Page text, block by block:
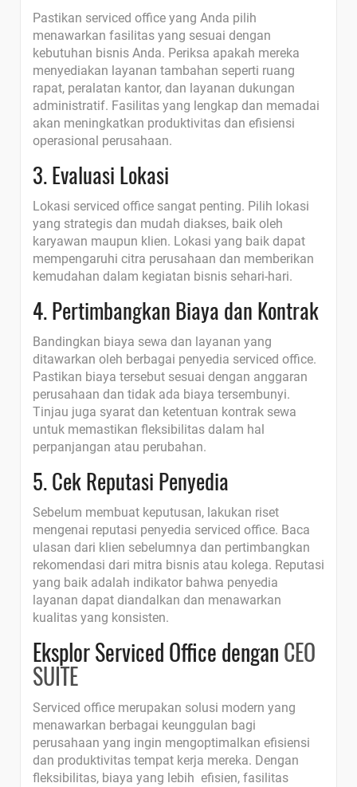
Pastikan serviced office yang Anda pilih
menawarkan fasilitas yang sesuai dengan
kebutuhan bisnis Anda. Periksa apakah mereka
menyediakan layanan tambahan seperti ruang
rapat, peralatan kantor, dan layanan dukungan
administratif. Fasilitas yang lengkap dan memadai
akan meningkatkan produktivitas dan efisiensi
operasional perusahaan.
3. Evaluasi Lokasi
Lokasi serviced office sangat penting. Pilih lokasi
yang strategis dan mudah diakses, baik oleh
karyawan maupun klien. Lokasi yang baik dapat
mempengaruhi citra perusahaan dan memberikan
kemudahan dalam kegiatan bisnis sehari-hari.
4. Pertimbangkan Biaya dan Kontrak
Bandingkan biaya sewa dan layanan yang
ditawarkan oleh berbagai penyedia serviced office.
Pastikan biaya tersebut sesuai dengan anggaran
perusahaan dan tidak ada biaya tersembunyi.
Tinjau juga syarat dan ketentuan kontrak sewa
untuk memastikan fleksibilitas dalam hal
perpanjangan atau perubahan.
5. Cek Reputasi Penyedia
Sebelum membuat keputusan, lakukan riset
mengenai reputasi penyedia serviced office. Baca
ulasan dari klien sebelumnya dan pertimbangkan
rekomendasi dari mitra bisnis atau kolega. Reputasi
yang baik adalah indikator bahwa penyedia
layanan dapat diandalkan dan menawarkan
kualitas yang konsisten.
Eksplor Serviced Office denganCEO
SUITE
Serviced office merupakan solusi modern yang
menawarkan berbagai keunggulan bagi
perusahaan yang ingin mengoptimalkan efisiensi
dan produktivitas tempat kerja mereka. Dengan
fleksibilitas, biaya yang lebih efisien, fasilitas